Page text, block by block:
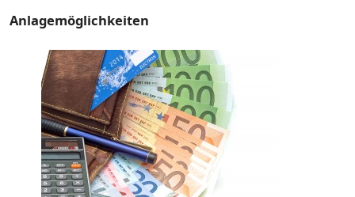
Anlagemöglichkeiten